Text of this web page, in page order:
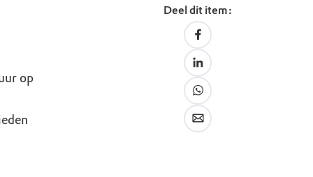
op
Deel dit item: